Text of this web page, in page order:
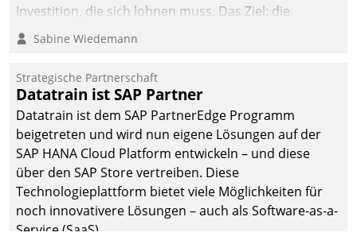
Investition, die sich lohnen muss. Das Ziel: die
nachhaltige Optimierung der Geschäftsabläufe. Damit
dieses Ziel erreicht wird, sollten einige Grundregeln
Sabine Wiedemann
Strategische Partnerschaft
Datatrain ist SAP Partner
Datatrain ist dem SAP PartnerEdge Programm
beigetreten und wird nun eigene Lösungen auf der
SAP HANA Cloud Platform entwickeln – und diese
über den SAP Store vertreiben. Diese
Technologieplattform bietet viele Möglichkeiten für
noch innovativere Lösungen – auch als Software-as-a-
Service (SaaS).